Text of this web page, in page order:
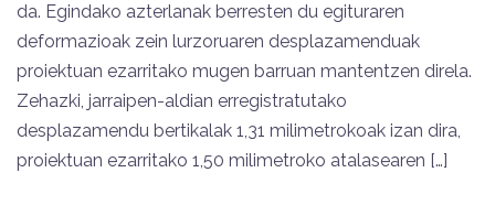
da. Egindako azterlanak berresten du egituraren
deformazioak zein lurzoruaren desplazamenduak
proiektuan ezarritako mugen barruan mantentzen direla.
Zehazki, jarraipen-aldian erregistratutako
desplazamendu bertikalak 1,31 milimetrokoak izan dira,
proiektuan ezarritako 1,50 milimetroko atalasearen […]